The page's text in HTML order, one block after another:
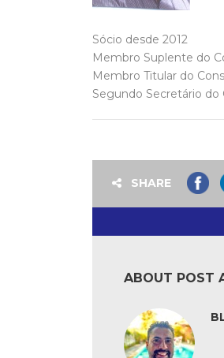
Sócio desde 2012
Membro Suplente do
Membro Titular do
Segundo Secretário do
SHARE
ABOUT POST